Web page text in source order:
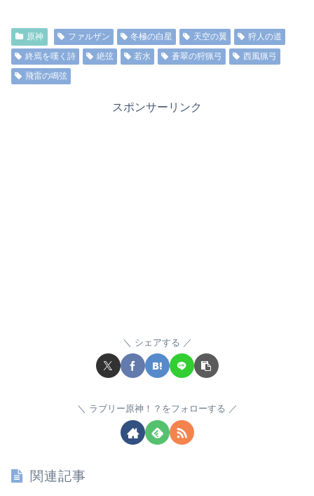
原神 ファルザン 冬極の白星 天空の翼
狩人の道
終焉を嘆く詩
絶弦 若水 蒼翠の狩猟弓
西風猟弓
飛雷の鳴弦
スポンサーリンク
シェアする
ラブリー原神！？をフォローする
関連記事